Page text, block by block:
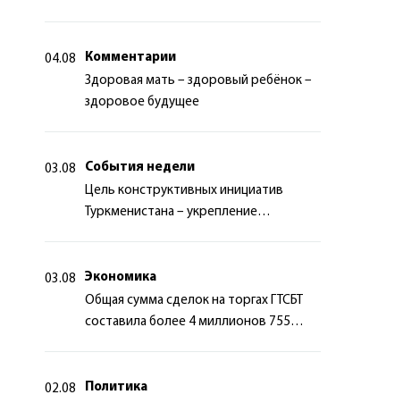
04.08
Комментарии
Здоровая мать – здоровый ребёнок –
здоровое будущее
03.08
События недели
Цель конструктивных инициатив
Туркменистана – укрепление
03.08
Экономика
Общая сумма сделок на торгах ГТСБТ
составила более 4 миллионов 755
02.08
Политика